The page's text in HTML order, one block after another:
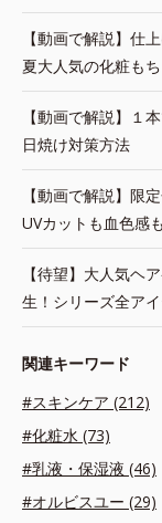
【動画で解説】仕
夏大人気の化粧も
【動画で解説】１
日焼け対策方法
【動画で解説】限
UVカットも血色感
【待望】大人気ヘ
生！シリーズ全ア
関連キーワード
#スキンケア (212)
#化粧水 (73)
#乳液・保湿液 (46)
#オルビスユー (29)